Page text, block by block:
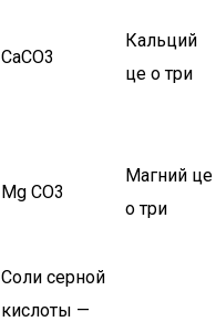
CaCО3
Кальций
це о три
Mg СО3
Магний це
о три
Соли серной
кислоты —